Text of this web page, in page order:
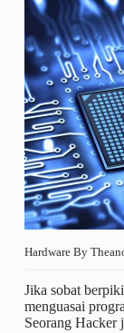
Hardware By
Jika sobat
menguasai
Seorang Hacker